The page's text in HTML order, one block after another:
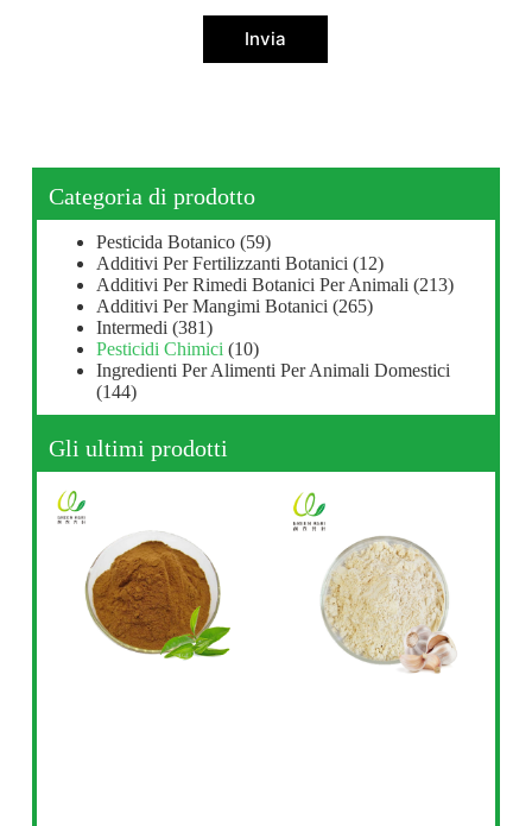
Invia
Categoria di prodotto
Pesticida Botanico (59)
Additivi Per Fertilizzanti Botanici (12)
Additivi Per Rimedi Botanici Per Animali (213)
Additivi Per Mangimi Botanici (265)
Intermedi (381)
Pesticidi Chimici (10)
Ingredienti Per Alimenti Per Animali Domestici
(144)
Gli ultimi prodotti